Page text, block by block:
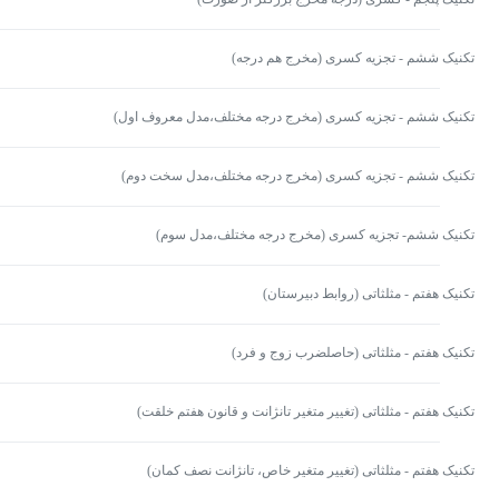
تکنیک ششم - تجزیه کسری (مخرج هم درجه)
تکنیک ششم - تجزیه کسری (مخرج درجه مختلف،مدل معروف اول)
تکنیک ششم - تجزیه کسری (مخرج درجه مختلف،مدل سخت دوم)
تکنیک ششم- تجزیه کسری (مخرج درجه مختلف،مدل سوم)
تکنیک هفتم - مثلثاتی (روابط دبیرستان)
تکنیک هفتم - مثلثاتی (حاصلضرب زوج و فرد)
تکنیک هفتم - مثلثاتی (تغییر متغیر تانژانت و قانون هفتم خلقت)
تکنیک هفتم - مثلثاتی (تغییر متغیر خاص، تانژانت نصف کمان)